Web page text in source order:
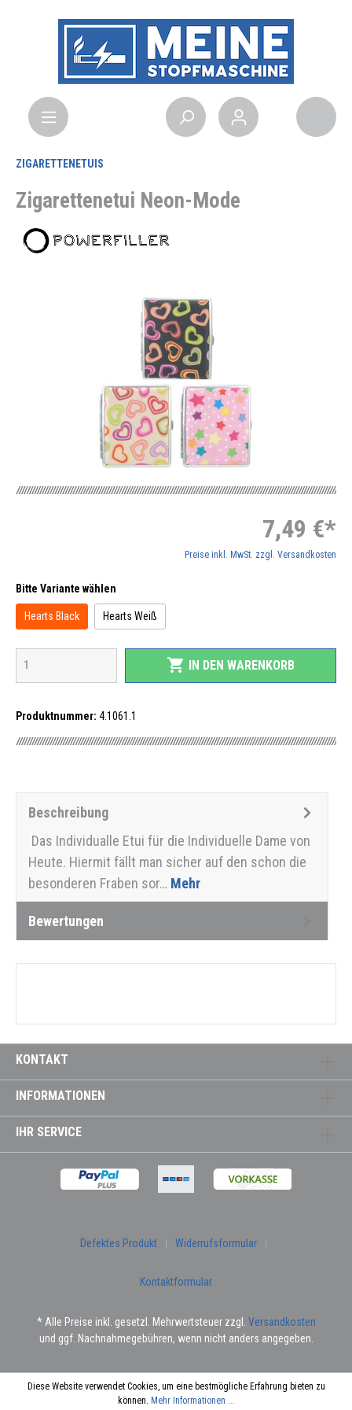
ZIGARETTENETUIS
Zigarettenetui Neon-Mode
7,49 €*
Preise inkl. MwSt. zzgl. Versandkosten
Bitte Variante wählen
Hearts Black Hearts Weiß
shopping_cart IN DEN WARENKORB
Produktnummer: 4.1061.1
Beschreibung
Das Individualle Etui für die Individuelle Dame von
Heute. Hiermit fällt man sicher auf den schon die
besonderen Fraben sor… Mehr
Bewertungen
KONTAKT
INFORMATIONEN
IHR SERVICE
Defektes Produkt Widerrufsformular
Kontaktformular
* Alle Preise inkl. gesetzl. Mehrwertsteuer zzgl. Versandkosten
und ggf. Nachnahmegebühren, wenn nicht anders angegeben.
Diese Website verwendet Cookies, um eine bestmögliche Erfahrung bieten zu
können. Mehr Informationen ...